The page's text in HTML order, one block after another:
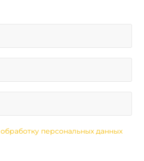
обработку персональных данных